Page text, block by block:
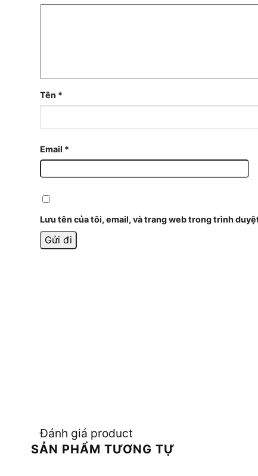
Tên *
Email *
Lưu tên của tôi, email, và trang web trong trình
Đánh giá product
SẢN PHẨM TƯƠNG TỰ